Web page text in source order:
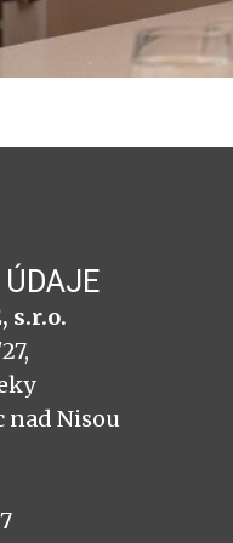
s.r.o.
nad Nisou